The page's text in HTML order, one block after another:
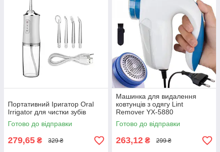
Портативний Іригатор Oral
Irrigator для чистки зубів
Готово до відправки
279,65 ₴ 329 ₴
Машинка для видалення
ковтунців з одягу Lint
Remover YX-5880
Готово до відправки
263,12 ₴ 299 ₴